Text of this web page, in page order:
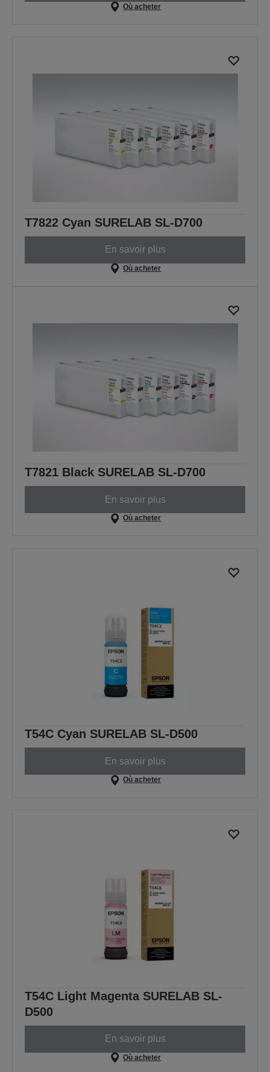
Où acheter
T7822 Cyan SURELAB SL-D700
En savoir plus
Où acheter
T7821 Black SURELAB SL-D700
En savoir plus
Où acheter
T54C Cyan SURELAB SL-D500
En savoir plus
Où acheter
T54C Light Magenta SURELAB SL-
D500
En savoir plus
Où acheter